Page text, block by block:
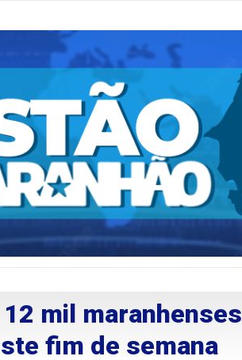
mil maranhenses
fim de semana